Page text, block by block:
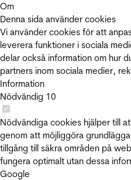
Om
Denna sida använder cookies
Vi använder cookies för att
leverera funktioner i sociala
delar också information om hur
partners inom sociala medier,
Information
Nödvändig 10
Nödvändiga cookies hjälper till
genom att möjliggöra
tillgång till säkra områden på
fungera optimalt utan dessa
Google